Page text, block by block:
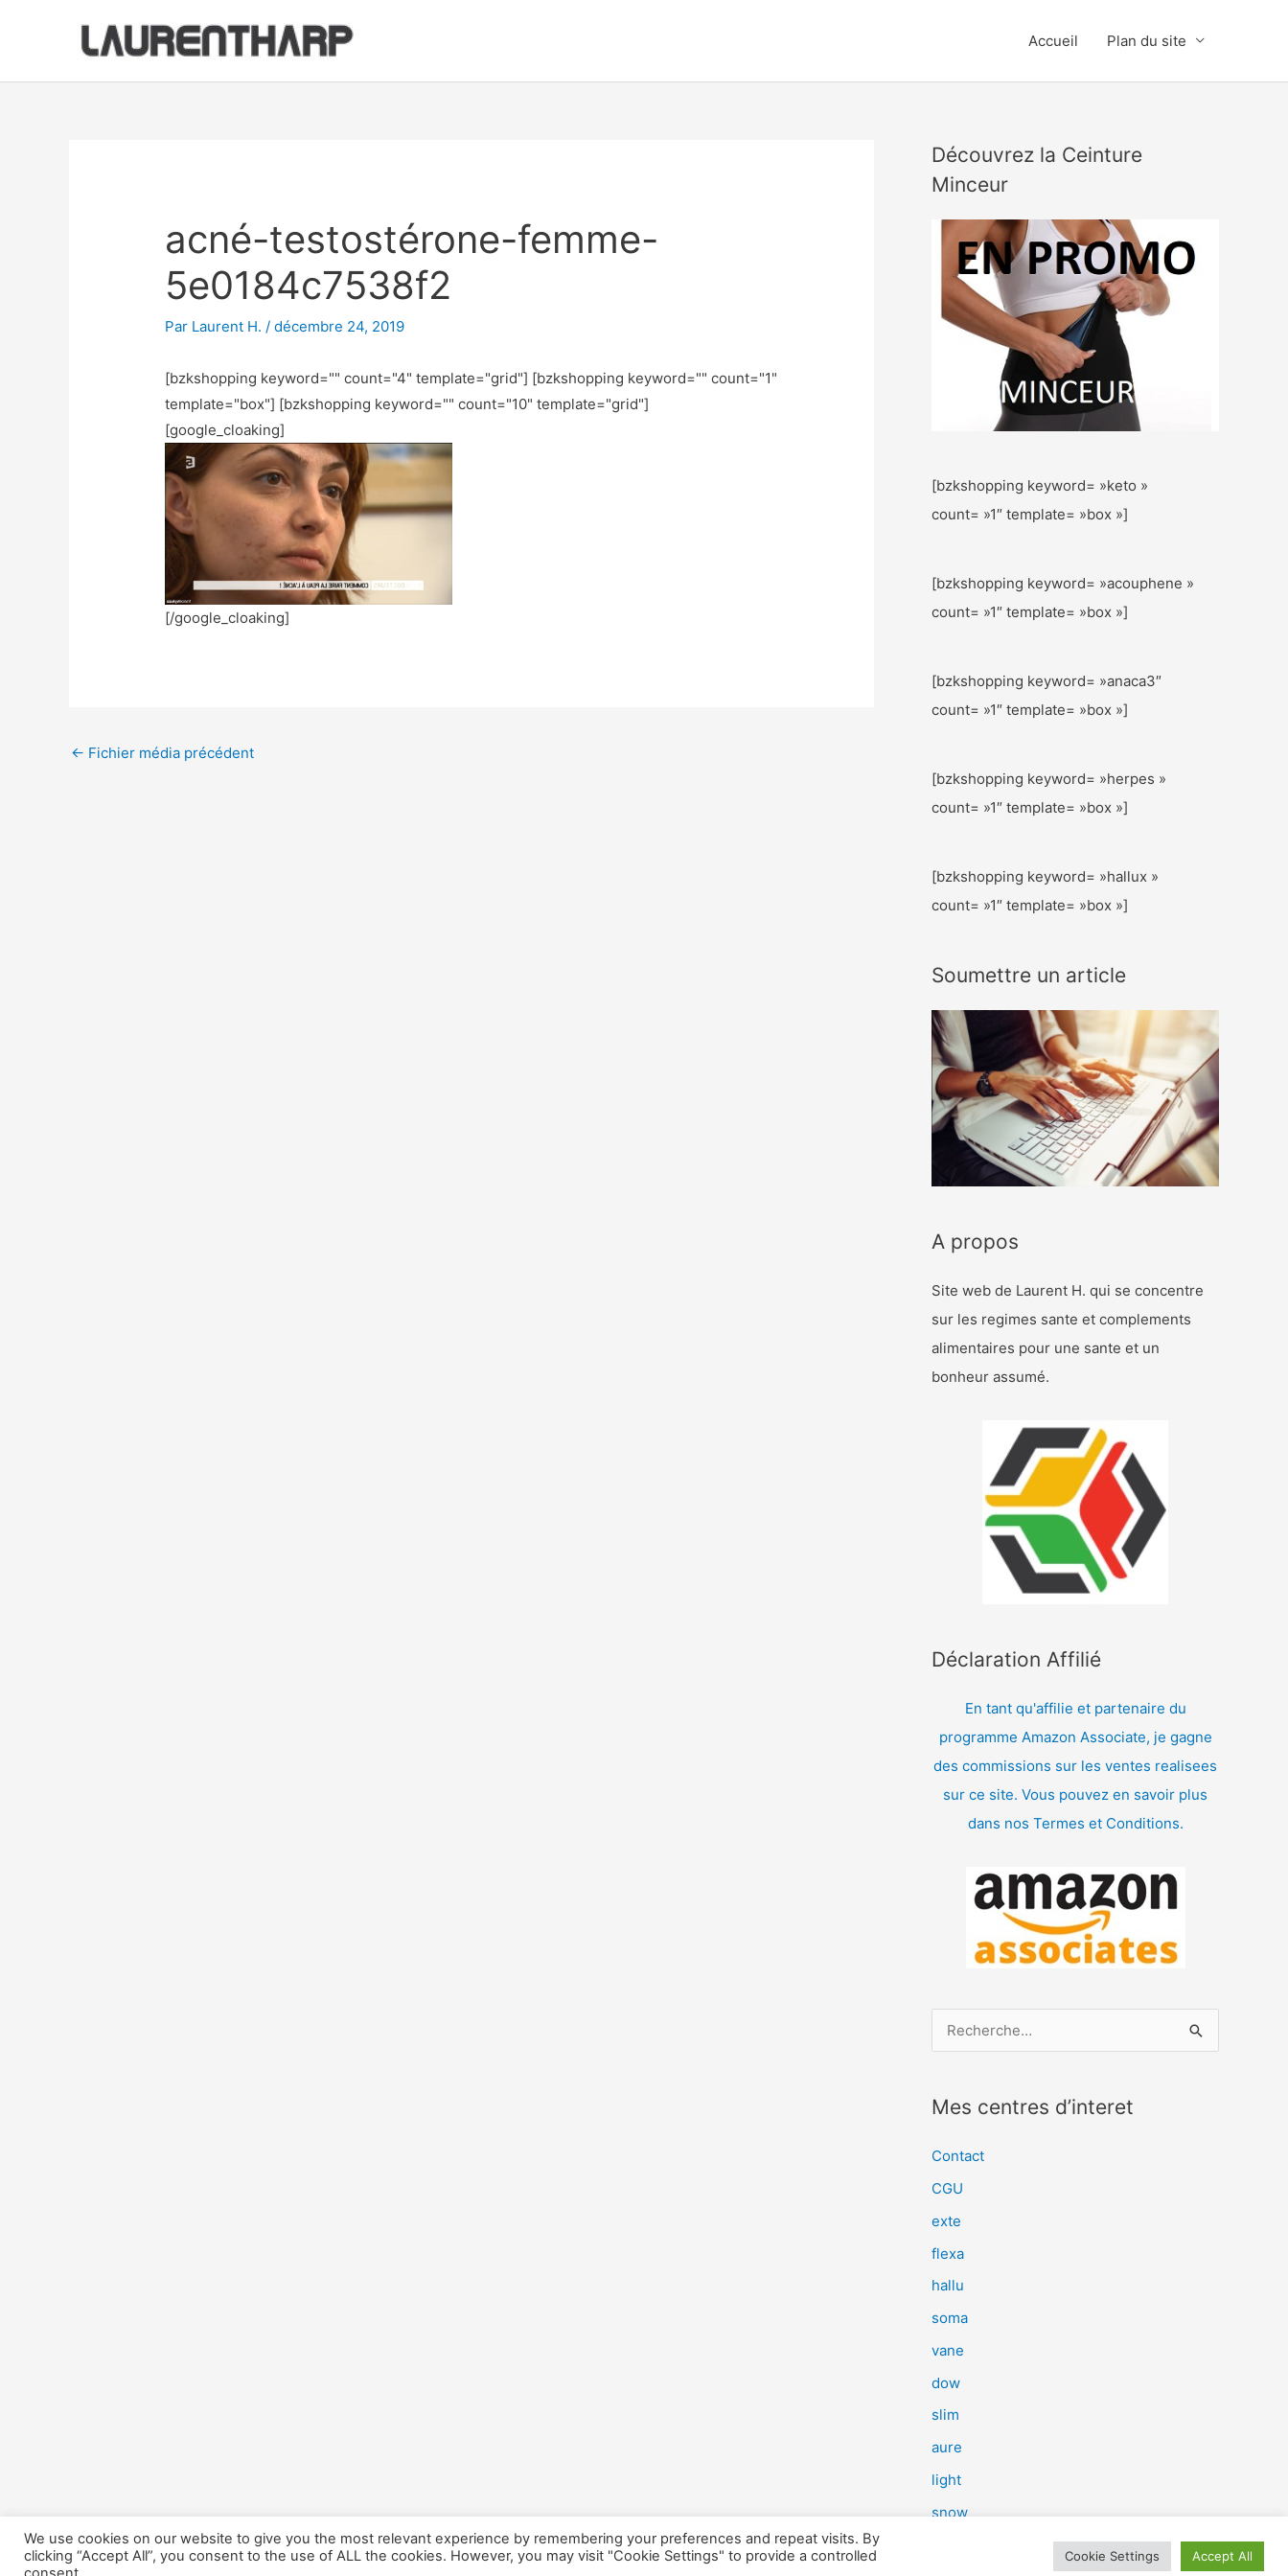
Accueil Plan du site
acné-testostérone-femme-
5e0184c7538f2
Par Laurent H./décembre 24, 2019
[bzkshopping keyword="" count="4" template="grid"] [bzkshopping keyword="" count="1"
template="box"] [bzkshopping keyword="" count="10" template="grid"]
[google_cloaking]
[/google_cloaking]
← Fichier média précédent
Découvrez la Ceinture
Minceur
[bzkshopping keyword= »keto »
count= »1″ template= »box »]
[bzkshopping keyword= »acouphene »
count= »1″ template= »box »]
[bzkshopping keyword= »anaca3″
count= »1″ template= »box »]
[bzkshopping keyword= »herpes »
count= »1″ template= »box »]
[bzkshopping keyword= »hallux »
count= »1″ template= »box »]
Soumettre un article
A propos
Site web de Laurent H. qui se concentre
sur les regimes sante et complements
alimentaires pour une sante et un
bonheur assumé.
Déclaration Affilié
En tant qu'affilie et partenaire du
programme Amazon Associate, je gagne
des commissions sur les ventes realisees
sur ce site. Vous pouvez en savoir plus
dans nos Termes et Conditions.
e
e
r
:
Mes centres d’interet
Contact
CGU
exte
flexa
hallu
soma
vane
dow
slim
aure
light
snow
We use cookies on our website to give you the most relevant experience by remembering your preferences and repeat visits. By
clicking “Accept All”, you consent to the use of ALL the cookies. However, you may visit "Cookie Settings" to provide a controlled
Cookie Settings Accept All